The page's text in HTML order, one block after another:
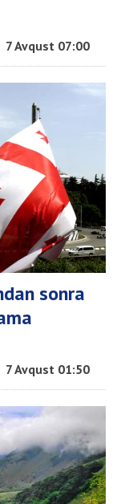
7 Avqust 07:00
sonra
7 Avqust 01:50